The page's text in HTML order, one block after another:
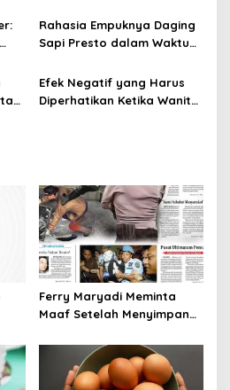
Panduannya
Rahasia Empuknya Daging
Sapi Presto dalam Waktu
Efek Negatif yang Harus
Diperhatikan Ketika Wanita
Ferry Maryadi Meminta
Maaf Setelah Menyimpan